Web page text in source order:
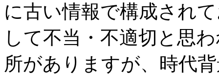
に古い情報で構成され
して不当・不適切と思
所がありますが、時代